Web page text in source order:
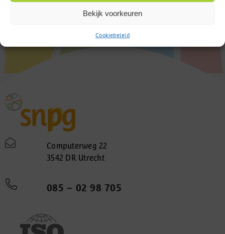
Bekijk voorkeuren
Cookiebeleid
Computerweg 22
3542 DR Utrecht
085 – 02 98 705